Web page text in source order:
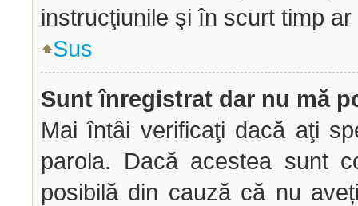
instrucţiunile şi în scurt timp
Sus
Sunt înregistrat dar nu mă
Mai întâi verificaţi dacă aţi
parola. Dacă acestea sunt
posibilă din cauză că nu